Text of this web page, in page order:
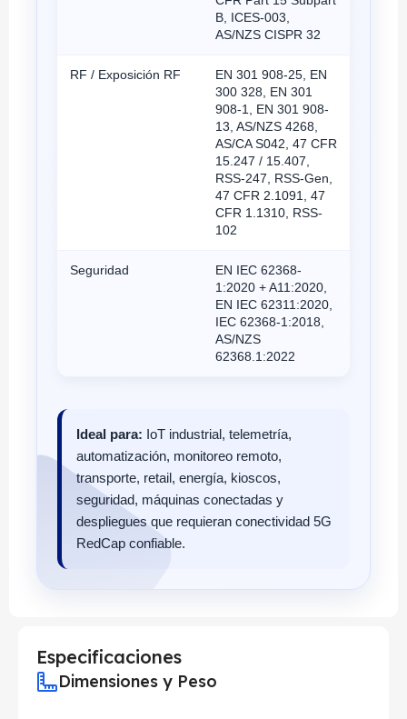
B, ICES-003,
AS/NZS CISPR 32
RF / Exposición RF
EN 301 908-25, EN
300 328, EN 301
908-1, EN 301 908-
13, AS/NZS 4268,
AS/CA S042, 47 CFR
15.247 / 15.407,
RSS-247, RSS-Gen,
47 CFR 2.1091, 47
CFR 1.1310, RSS-
102
Seguridad
EN IEC 62368-
1:2020 + A11:2020,
EN IEC 62311:2020,
IEC 62368-1:2018,
AS/NZS
62368.1:2022
Ideal para: IoT industrial, telemetría,
automatización, monitoreo remoto,
transporte, retail, energía, kioscos,
seguridad, máquinas conectadas y
despliegues que requieran conectividad 5G
RedCap confiable.
Especificaciones
Dimensiones y Peso